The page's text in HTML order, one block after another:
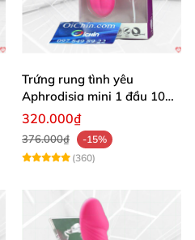
Trứng rung tình yêu
Aphrodisia mini 1 đầu 10
chế độ rung đa năng
320.000₫
376.000₫
-15%
(360)